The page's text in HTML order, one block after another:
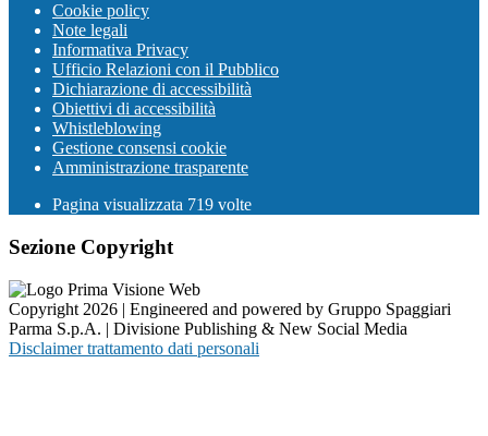
Cookie policy
Note legali
Informativa Privacy
Ufficio Relazioni con il Pubblico
Dichiarazione di accessibilità
Obiettivi di accessibilità
Whistleblowing
Gestione consensi cookie
Amministrazione trasparente
Pagina visualizzata 719 volte
Sezione Copyright
Copyright 2026 | Engineered and powered by Gruppo Spaggiari
Parma S.p.A. | Divisione Publishing & New Social Media
Disclaimer trattamento dati personali